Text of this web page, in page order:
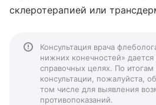
склеротерапией или
Консультация врача
нижних конечностей»
справочных целях. По
консультации, пожалуйста,
том числе для выявления
противопоказаний.